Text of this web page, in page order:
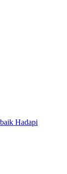
Hadapi